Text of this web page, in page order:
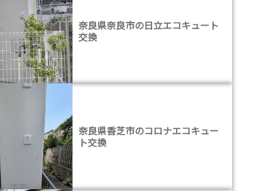
奈良県奈良市の日立エコキュート
交換
奈良県香芝市のコロナエコキュー
ト交換